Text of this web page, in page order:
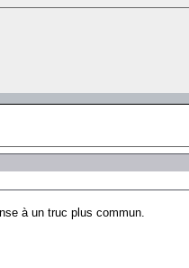
à un truc plus commun.